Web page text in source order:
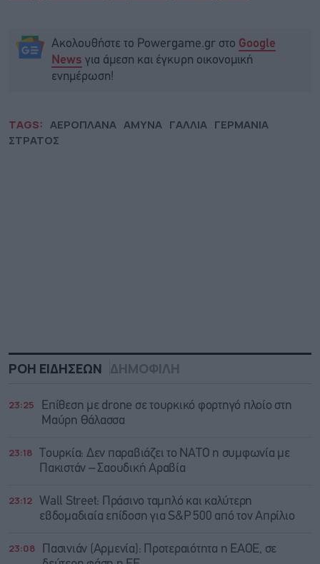
Ακολουθήστε το Powergame.gr στο Google
News για άμεση και έγκυρη οικονομική
ενημέρωση!
TAGS: ΑΕΡΟΠΛΑΝΑ ΑΜΥΝΑ ΓΑΛΛΙΑ ΓΕΡΜΑΝΙΑ
ΣΤΡΑΤΟΣ
ΡΟΗ ΕΙΔΗΣΕΩΝ ΔΗΜΟΦΙΛΗ
23:25
Επίθεση με drone σε τουρκικό φορτηγό πλοίο στη
Μαύρη Θάλασσα
23:18
Τουρκία: Δεν παραβιάζει το ΝΑΤΟ η συμφωνία με
Πακιστάν – Σαουδική Αραβία
23:12
Wall Street: Πράσινο ταμπλό και καλύτερη
εβδομαδιαία επίδοση για S&P 500 από τον Απρίλιο
23:08
Πασινιάν (Αρμενία): Προτεραιότητα η ΕΑΟΕ, σε